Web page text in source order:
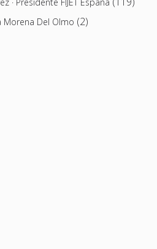
Morena Del Olmo (2)